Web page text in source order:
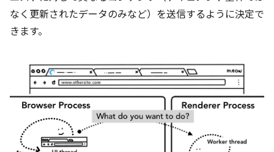
なく更新されたデータのみなど）を送信するように決定で
きます。